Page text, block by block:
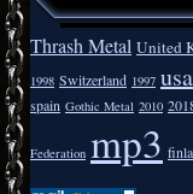
Thrash Metal United
1998 Switzerland 1997 usa
spain Gothic Metal 2010
Federation mp3